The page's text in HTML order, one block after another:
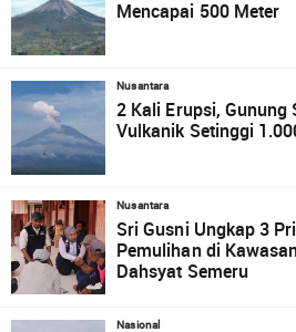
Mencapai 500 Meter
Nusantara
2 Kali Erupsi,
Vulkanik Setinggi
Nusantara
Sri Gusni Ungkap 3
Pemulihan di
Dahsyat Semeru
Nasional